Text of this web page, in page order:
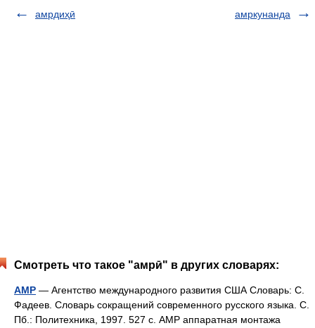
амрдиҳӣ
амркунанда
Смотреть что такое "амрӣ" в других словарях:
АМР — Агентство международного развития США Словарь: С.
Фадеев. Словарь сокращений современного русского языка. С.
Пб.: Политехника, 1997. 527 с. АМР аппаратная монтажа